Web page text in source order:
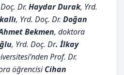
Dr. Haydar Durak, Yrd.
, Yrd. Doç. Dr. Doğan
Bekmen, doktora
, Yrd. Doç. Dr. İlkay
Prof. Dr.
öğrencisiCihan